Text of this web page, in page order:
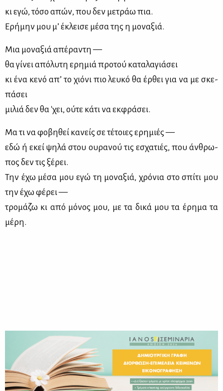
κι εγώ, τό­σο απών, που δεν με­τράω πια.
Ερή­μην μου μ’ έκλει­σε μέ­σα της η μο­να­ξιά.
Μια μο­να­ξιά απέ­ρα­ντη —
θα γί­νει από­λυ­τη ερη­μιά προ­τού κα­τα­λα­γιά­σει
κι ένα κε­νό απ’ το χιό­νι πιο λευ­κό θα έρ­θει για να με σκε­
πά­σει
μι­λιά δεν θα 'χει, ού­τε κά­τι να εκ­φρά­σει.
Μα τι να φο­βη­θεί κα­νείς σε τέ­τοιες ερη­μιές —
εδώ ή εκεί ψη­λά στου ου­ρα­νού τις εσχα­τιές, που άν­θρω­
πος δεν τις ξέ­ρει.
Την έχω μέ­σα μου εγώ τη μο­να­ξιά, χρό­νια στο σπί­τι μου
την έχω φέ­ρει —
τρο­μά­ζω κι από μό­νος μου, με τα δι­κά μου τα έρη­μα τα
μέ­ρη.